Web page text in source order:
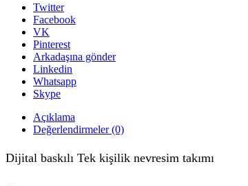
Twitter
Facebook
VK
Pinterest
Arkadaşına gönder
Linkedin
Whatsapp
Skype
Açıklama
Değerlendirmeler (0)
Dijital baskılı Tek kişilik nevresim takımı